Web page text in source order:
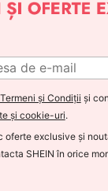
Termeni și Condiții și
și cookie-uri.
oferte exclusive și
SHEIN în orice